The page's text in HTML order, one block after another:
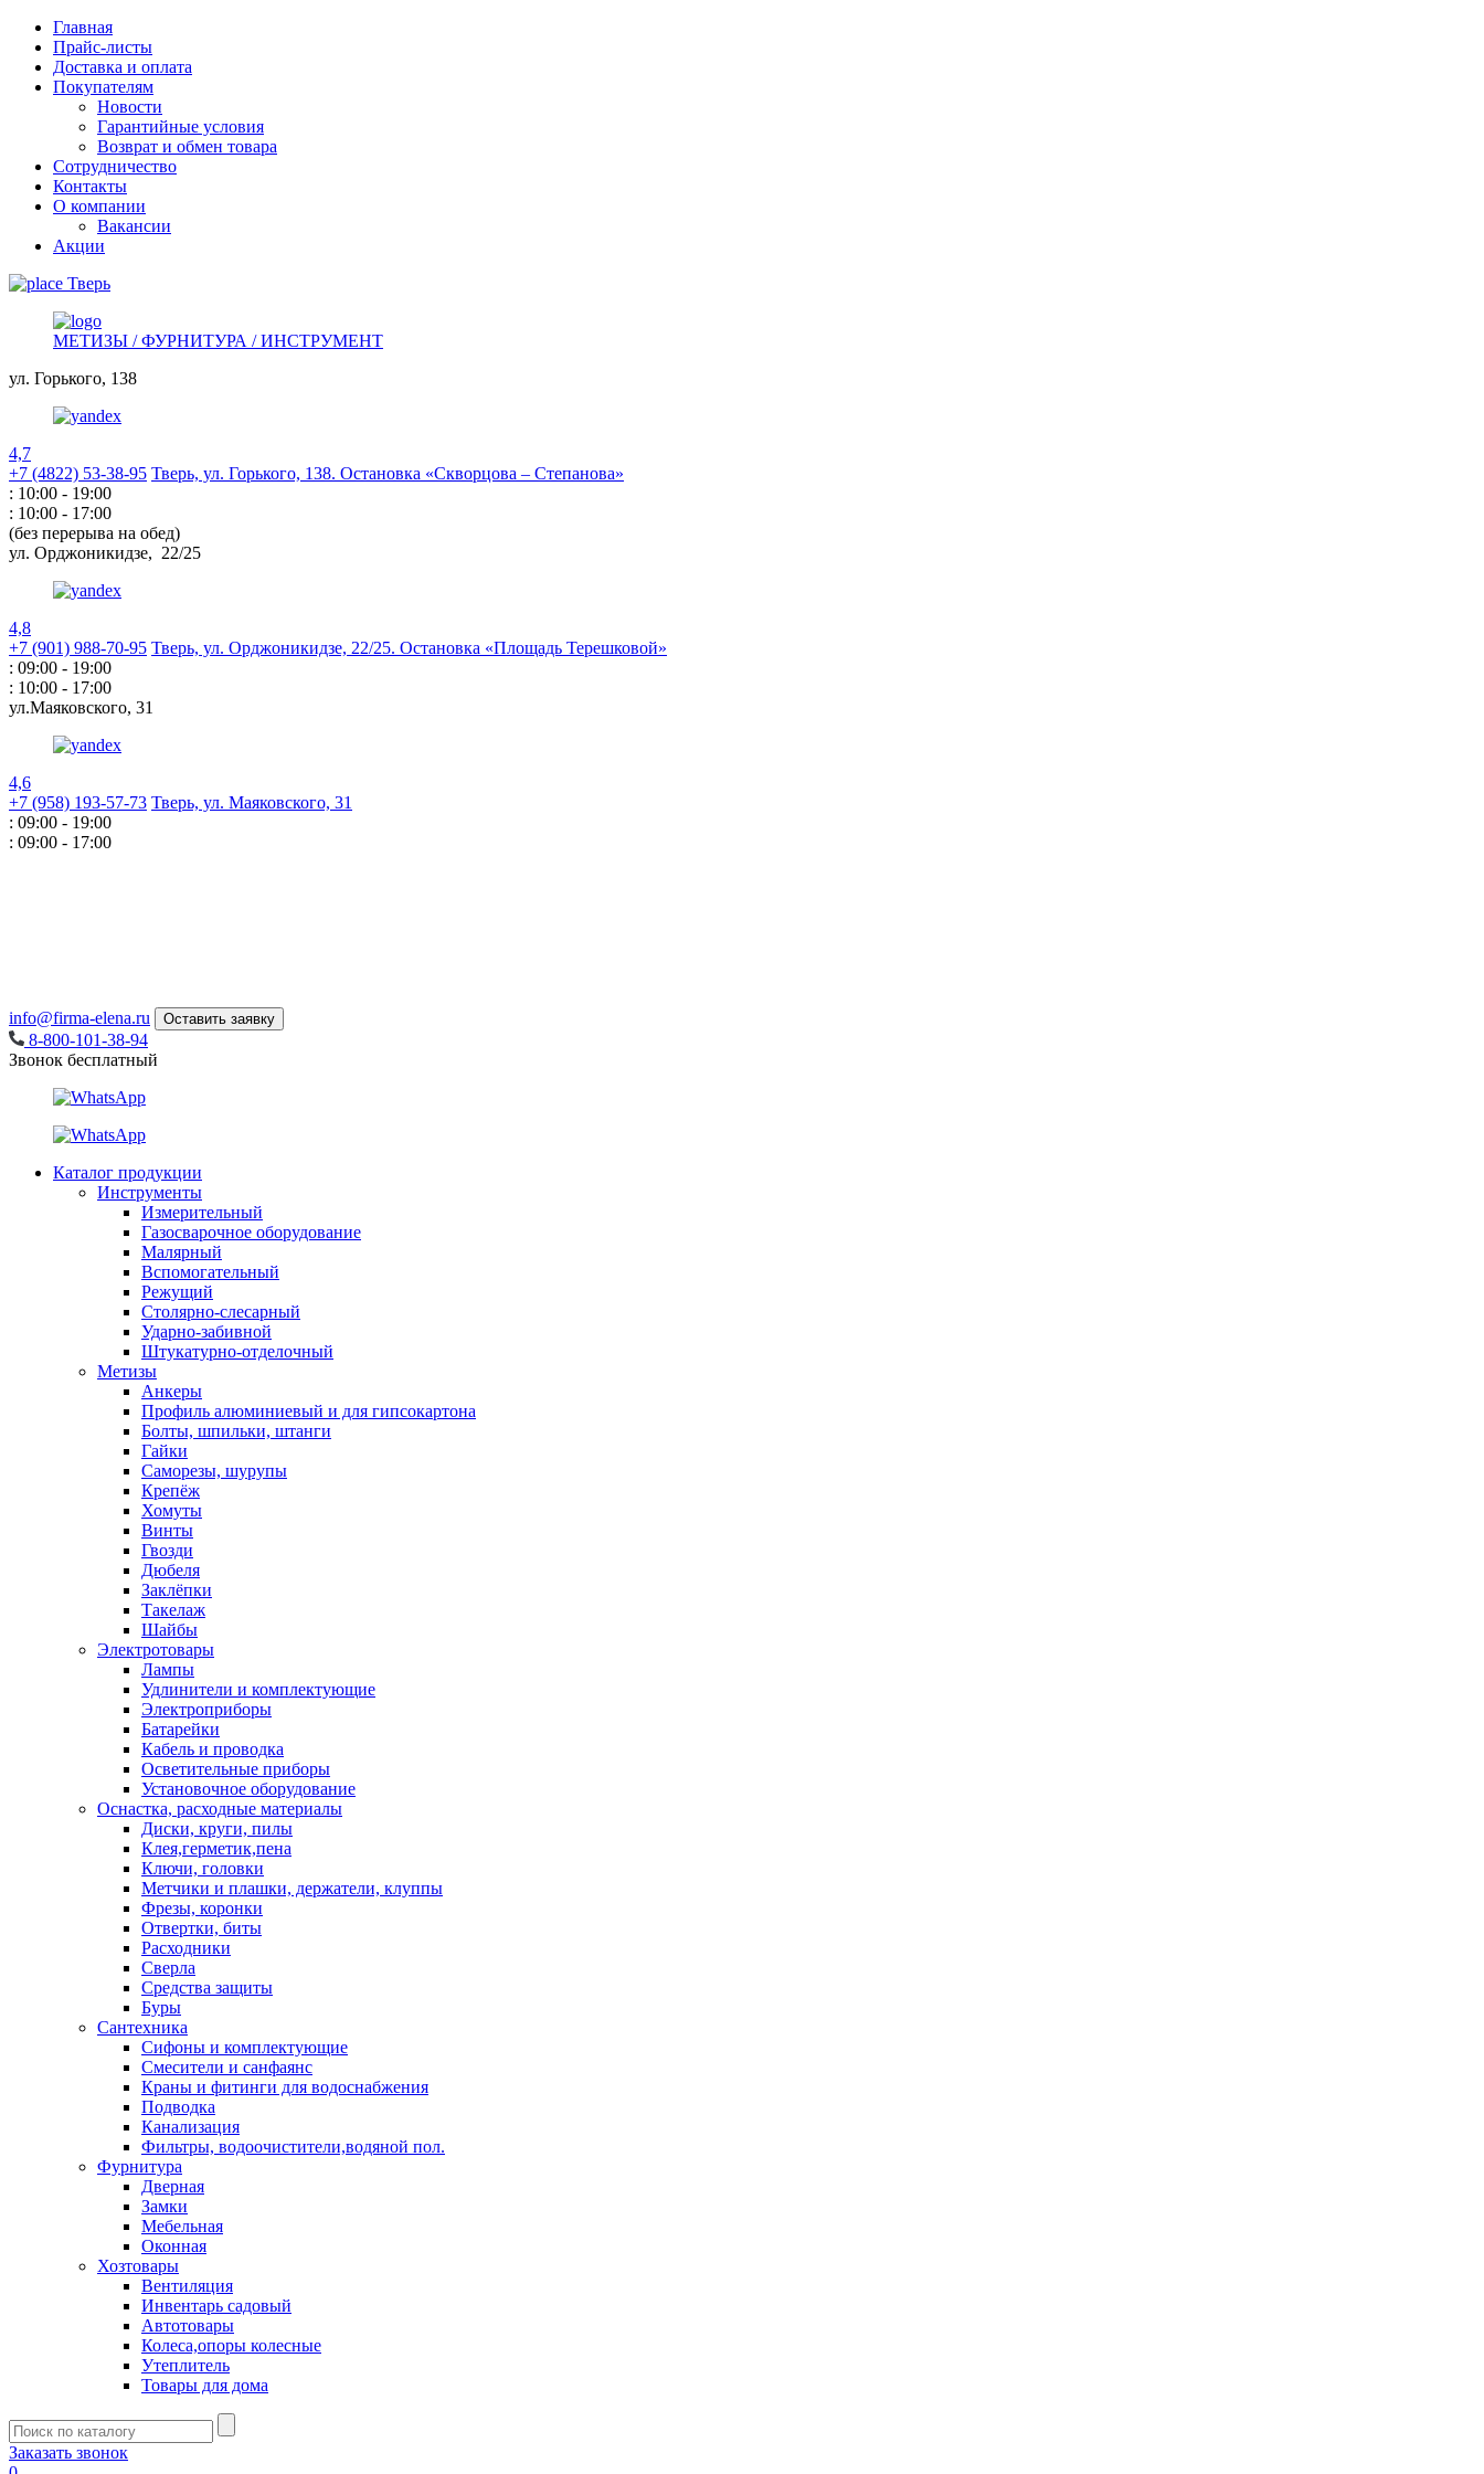
Главная
Прайс-листы
Доставка и оплата
Покупателям
Новости
Гарантийные условия
Возврат и обмен товара
Сотрудничество
Контакты
О компании
Вакансии
Акции
Тверь
МЕТИЗЫ / ФУРНИТУРА / ИНСТРУМЕНТ
ул. Горького, 138
4,7
+7 (4822) 53-38-95 Тверь, ул. Горького, 138. Остановка «Скворцова – Степанова»
: 10:00 - 19:00
: 10:00 - 17:00
(без перерыва на обед)
ул. Орджоникидзе, 22/25
4,8
+7 (901) 988-70-95 Тверь, ул. Орджоникидзе, 22/25. Остановка «Площадь Терешковой»
: 09:00 - 19:00
: 10:00 - 17:00
ул.Маяковского, 31
4,6
+7 (958) 193-57-73 Тверь, ул. Маяковского, 31
: 09:00 - 19:00
: 09:00 - 17:00
info@firma-elena.ru Оставить заявку
8-800-101-38-94
Звонок бесплатный
Каталог продукции
Инструменты
Измерительный
Газосварочное оборудование
Малярный
Вспомогательный
Режущий
Столярно-слесарный
Ударно-забивной
Штукатурно-отделочный
Метизы
Анкеры
Профиль алюминиевый и для гипсокартона
Болты, шпильки, штанги
Гайки
Саморезы, шурупы
Крепёж
Хомуты
Винты
Гвозди
Дюбеля
Заклёпки
Такелаж
Шайбы
Электротовары
Лампы
Удлинители и комплектующие
Электроприборы
Батарейки
Кабель и проводка
Осветительные приборы
Установочное оборудование
Оснастка, расходные материалы
Диски, круги, пилы
Клея,герметик,пена
Ключи, головки
Метчики и плашки, держатели, клуппы
Фрезы, коронки
Отвертки, биты
Расходники
Сверла
Средства защиты
Буры
Сантехника
Сифоны и комплектующие
Смесители и санфаянс
Краны и фитинги для водоснабжения
Подводка
Канализация
Фильтры, водоочистители,водяной пол.
Фурнитура
Дверная
Замки
Мебельная
Оконная
Хозтовары
Вентиляция
Инвентарь садовый
Автотовары
Колеса,опоры колесные
Утеплитель
Товары для дома
Заказать звонок